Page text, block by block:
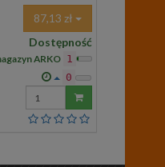
87,13 zł
Dostępność
ARKO 1
0
Wprowadź
ilość